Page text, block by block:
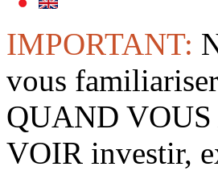
IMPORTANT:
vous
QUAND
VOIR investir,